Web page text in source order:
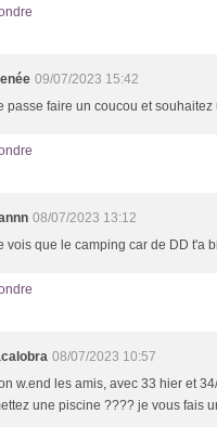
09/07/2023 15:42
passe faire un coucou et
08/07/2023 13:12
vois que le camping car de DD t'a
08/07/2023 10:57
w.end les amis, avec 33 hier et
une piscine ???? je vous fais